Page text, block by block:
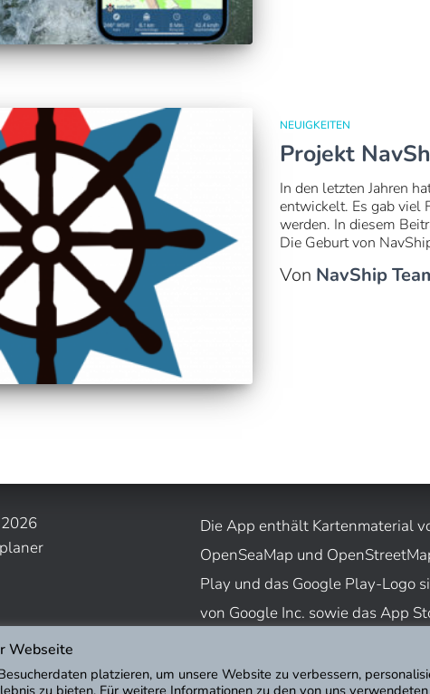
NEUIGKEITEN
Projekt
In den letzten Jahren
entwickelt. Es gab viel
werden. In diesem
Die Geburt von
Von NavShip
Die App enthält Kartenmaterial
OpenSeaMap und
Play und das Google Play-Logo
von Google Inc. sowie das App
Webseite
platzieren, um unsere Website zu verbessern,
zu bieten. Für weitere Informationen zu den von uns